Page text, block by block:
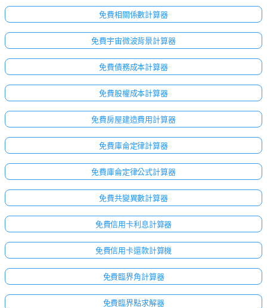
免費相關係數計算器
免費宇宙微波背景計算器
免費債務成本計算器
免費股權成本計算器
免費房屋建造費用計算器
免費庫侖定律計算器
免費庫侖定律公式計算器
免費共變異數計算器
免費信用卡利息計算器
免費信用卡還款計算機
免費臨界角計算器
免費臨界點求解器